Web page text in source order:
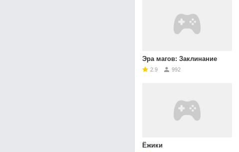
Эра магов: Заклинание
2.9 992
Ёжики